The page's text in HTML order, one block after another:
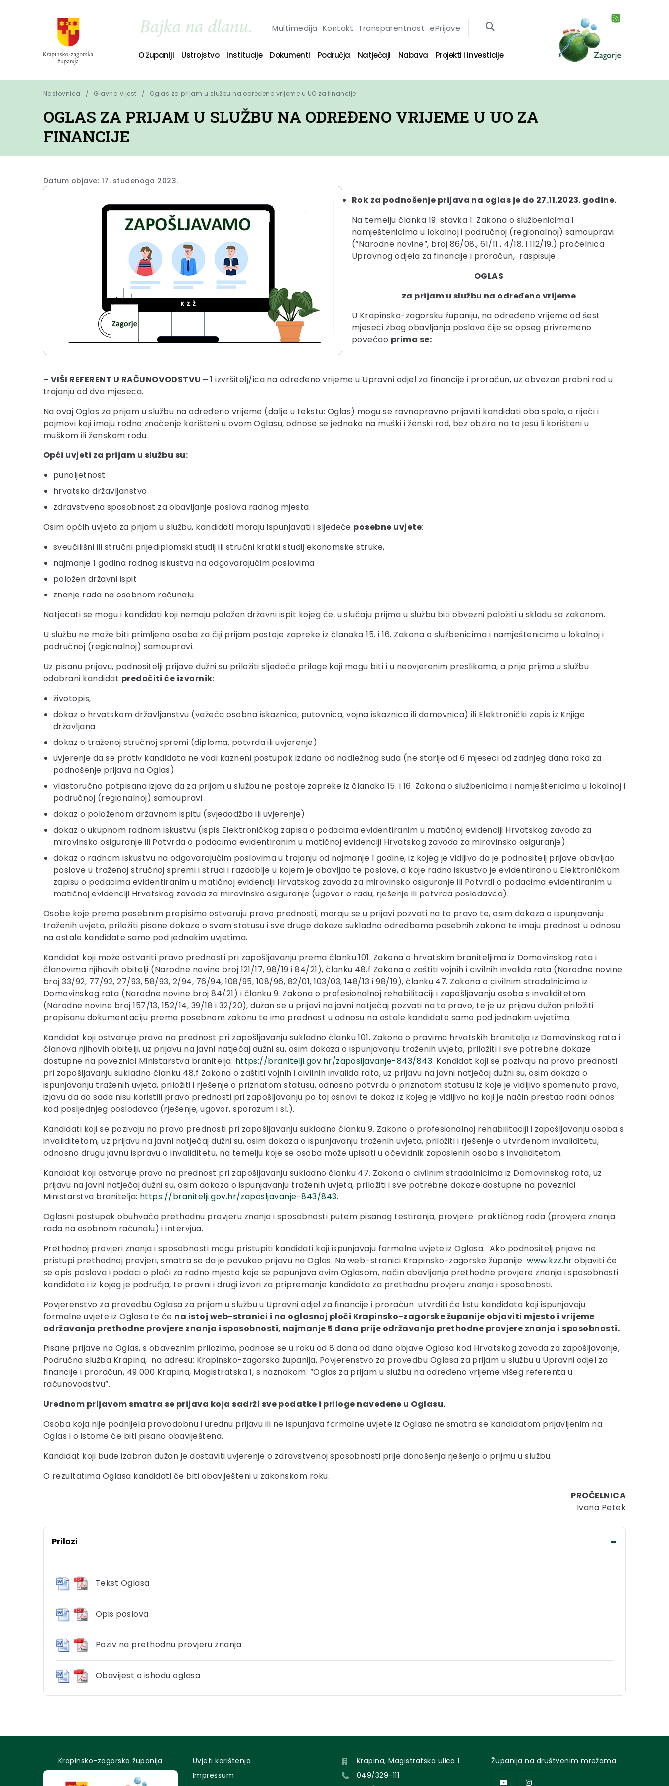
Multimedija Kontakt Transparentnost ePrijave
O županiji Ustrojstvo Institucije Dokumenti Područja Natječaji Nabava Projekti i investicije
Naslovnica Glavna vijest Oglas za prijam u službu na određeno vrijeme u UO za financije
OGLAS ZA PRIJAM U SLUŽBU NA ODREĐENO VRIJEME U UO ZA
FINANCIJE
Datum objave: 17. studenoga 2023.
Rok za podnošenje prijava na oglas je do 27.11.2023. godine.
Na temelju članka 19. stavka 1. Zakona o službenicima i
namještenicima u lokalnoj i područnoj (regionalnoj) samoupravi
(“Narodne novine”, broj 86/08., 61/11., 4/18. i 112/19.) pročelnica
Upravnog odjela za financije i proračun, raspisuje
OGLAS
za prijam u službu na određeno vrijeme
U Krapinsko-zagorsku županiju, na određeno vrijeme od šest
mjeseci zbog obavljanja poslova čije se opseg privremeno
povećao prima se:
– VIŠI REFERENT U RAČUNOVODSTVU –1 izvršitelj/ica na određeno vrijeme u Upravni odjel za financije i proračun, uz obvezan probni rad u
trajanju od dva mjeseca.
Na ovaj Oglas za prijam u službu na određeno vrijeme (dalje u tekstu: Oglas) mogu se ravnopravno prijaviti kandidati oba spola, a riječi i
pojmovi koji imaju rodno značenje korišteni u ovom Oglasu, odnose se jednako na muški i ženski rod, bez obzira na to jesu li korišteni u
muškom ili ženskom rodu.
Opći uvjeti za prijam u službu su:
punoljetnost
hrvatsko državljanstvo
zdravstvena sposobnost za obavljanje poslova radnog mjesta.
Osim općih uvjeta za prijam u službu, kandidati moraju ispunjavati i sljedeće posebne uvjete:
sveučilišni ili stručni prijediplomski studij ili stručni kratki studij ekonomske struke,
najmanje 1 godina radnog iskustva na odgovarajućim poslovima
položen državni ispit
znanje rada na osobnom računalu.
Natjecati se mogu i kandidati koji nemaju položen državni ispit kojeg će, u slučaju prijma u službu biti obvezni položiti u skladu sa zakonom.
U službu ne može biti primljena osoba za čiji prijam postoje zapreke iz članaka 15. i 16. Zakona o službenicima i namještenicima u lokalnoj i
područnoj (regionalnoj) samoupravi.
Uz pisanu prijavu, podnositelji prijave dužni su priložiti sljedeće priloge koji mogu biti i u neovjerenim preslikama, a prije prijma u službu
odabrani kandidat predočiti će izvornik:
životopis,
dokaz o hrvatskom državljanstvu (važeća osobna iskaznica, putovnica, vojna iskaznica ili domovnica) ili Elektronički zapis iz Knjige
državljana
dokaz o traženoj stručnoj spremi (diploma, potvrda ili uvjerenje)
uvjerenje da se protiv kandidata ne vodi kazneni postupak izdano od nadležnog suda (ne starije od 6 mjeseci od zadnjeg dana roka za
podnošenje prijava na Oglas)
vlastoručno potpisana izjava da za prijam u službu ne postoje zapreke iz članaka 15. i 16. Zakona o službenicima i namještenicima u lokalnoj i
područnoj (regionalnoj) samoupravi
dokaz o položenom državnom ispitu (svjedodžba ili uvjerenje)
dokaz o ukupnom radnom iskustvu (ispis Elektroničkog zapisa o podacima evidentiranim u matičnoj evidenciji Hrvatskog zavoda za
mirovinsko osiguranje ili Potvrda o podacima evidentiranim u matičnoj evidenciji Hrvatskog zavoda za mirovinsko osiguranje)
dokaz o radnom iskustvu na odgovarajućim poslovima u trajanju od najmanje 1 godine, iz kojeg je vidljivo da je podnositelj prijave obavljao
poslove u traženoj stručnoj spremi i struci i razdoblje u kojem je obavljao te poslove, a koje radno iskustvo je evidentirano u Elektroničkom
zapisu o podacima evidentiranim u matičnoj evidenciji Hrvatskog zavoda za mirovinsko osiguranje ili Potvrdi o podacima evidentiranim u
matičnoj evidenciji Hrvatskog zavoda za mirovinsko osiguranje (ugovor o radu, rješenje ili potvrda poslodavca).
Osobe koje prema posebnim propisima ostvaruju pravo prednosti, moraju se u prijavi pozvati na to pravo te, osim dokaza o ispunjavanju
traženih uvjeta, priložiti pisane dokaze o svom statusu i sve druge dokaze sukladno odredbama posebnih zakona te imaju prednost u odnosu
na ostale kandidate samo pod jednakim uvjetima.
Kandidat koji može ostvariti pravo prednosti pri zapošljavanju prema članku 101. Zakona o hrvatskim braniteljima iz Domovinskog rata i
članovima njihovih obitelji (Narodne novine broj 121/17, 98/19 i 84/21), članku 48.f Zakona o zaštiti vojnih i civilnih invalida rata (Narodne novine
broj 33/92, 77/92, 27/93, 58/93, 2/94, 76/94, 108/95, 108/96, 82/01, 103/03, 148/13 i 98/19), članku 47. Zakona o civilnim stradalnicima iz
Domovinskog rata (Narodne novine broj 84/21) i članku 9. Zakona o profesionalnoj rehabilitaciji i zapošljavanju osoba s invaliditetom
(Narodne novine broj 157/13, 152/14, 39/18 i 32/20), dužan se u prijavi na javni natječaj pozvati na to pravo, te je uz prijavu dužan priložiti
propisanu dokumentaciju prema posebnom zakonu te ima prednost u odnosu na ostale kandidate samo pod jednakim uvjetima.
Kandidat koji ostvaruje pravo na prednost pri zapošljavanju sukladno članku 101. Zakona o pravima hrvatskih branitelja iz Domovinskog rata i
članova njihovih obitelji, uz prijavu na javni natječaj dužni su, osim dokaza o ispunjavanju traženih uvjeta, priložiti i sve potrebne dokaze
dostupne na poveznici Ministarstva branitelja: https://branitelji.gov.hr/zaposljavanje-843/843. Kandidat koji se pozivaju na pravo prednosti
pri zapošljavanju sukladno članku 48.f Zakona o zaštiti vojnih i civilnih invalida rata, uz prijavu na javni natječaj dužni su, osim dokaza o
ispunjavanju traženih uvjeta, priložiti i rješenje o priznatom statusu, odnosno potvrdu o priznatom statusu iz koje je vidljivo spomenuto pravo,
izjavu da do sada nisu koristili pravo prednosti pri zapošljavanju po toj osnovi te dokaz iz kojeg je vidljivo na koji je način prestao radni odnos
kod posljednjeg poslodavca (rješenje, ugovor, sporazum i sl.).
Kandidati koji se pozivaju na pravo prednosti pri zapošljavanju sukladno članku 9. Zakona o profesionalnoj rehabilitaciji i zapošljavanju osoba s
invaliditetom, uz prijavu na javni natječaj dužni su, osim dokaza o ispunjavanju traženih uvjeta, priložiti i rješenje o utvrđenom invaliditetu,
odnosno drugu javnu ispravu o invaliditetu, na temelju koje se osoba može upisati u očevidnik zaposlenih osoba s invaliditetom.
Kandidat koji ostvaruje pravo na prednost pri zapošljavanju sukladno članku 47. Zakona o civilnim stradalnicima iz Domovinskog rata, uz
prijavu na javni natječaj dužni su, osim dokaza o ispunjavanju traženih uvjeta, priložiti i sve potrebne dokaze dostupne na poveznici
Ministarstva branitelja: https://branitelji.gov.hr/zaposljavanje-843/843.
Oglasni postupak obuhvaća prethodnu provjeru znanja i sposobnosti putem pisanog testiranja, provjere praktičnog rada (provjera znanja
rada na osobnom računalu) i intervjua.
Prethodnoj provjeri znanja i sposobnosti mogu pristupiti kandidati koji ispunjavaju formalne uvjete iz Oglasa. Ako podnositelj prijave ne
pristupi prethodnoj provjeri, smatra se da je povukao prijavu na Oglas. Na web-stranici Krapinsko-zagorske županijewww.kzz.hr objaviti će
se opis poslova i podaci o plaći za radno mjesto koje se popunjava ovim Oglasom, način obavljanja prethodne provjere znanja i sposobnosti
kandidata i iz kojeg je područja, te pravni i drugi izvori za pripremanje kandidata za prethodnu provjeru znanja i sposobnosti.
Povjerenstvo za provedbu Oglasa za prijam u službu u Upravni odjel za financije i proračun utvrditi će listu kandidata koji ispunjavaju
formalne uvjete iz Oglasa te će na istoj web-stranici i na oglasnoj ploči Krapinsko-zagorske županije objaviti mjesto i vrijeme
održavanja prethodne provjere znanja i sposobnosti, najmanje 5 dana prije održavanja prethodne provjere znanja i sposobnosti.
Pisane prijave na Oglas, s obaveznim prilozima, podnose se u roku od 8 dana od dana objave Oglasa kod Hrvatskog zavoda za zapošljavanje,
Područna služba Krapina, na adresu: Krapinsko-zagorska županija, Povjerenstvo za provedbu Oglasa za prijam u službu u Upravni odjel za
financije i proračun, 49 000 Krapina, Magistratska 1, s naznakom: ”Oglas za prijam u službu na određeno vrijeme višeg referenta u
računovodstvu”.
Urednom prijavom smatra se prijava koja sadrži sve podatke i priloge navedene u Oglasu.
Osoba koja nije podnijela pravodobnu i urednu prijavu ili ne ispunjava formalne uvjete iz Oglasa ne smatra se kandidatom prijavljenim na
Oglas i o istome će biti pisano obaviještena.
Kandidat koji bude izabran dužan je dostaviti uvjerenje o zdravstvenoj sposobnosti prije donošenja rješenja o prijmu u službu.
O rezultatima Oglasa kandidati će biti obaviješteni u zakonskom roku.
PROČELNICA
Ivana Petek
Prilozi
Tekst Oglasa
Opis poslova
Poziv na prethodnu provjeru znanja
Obavijest o ishodu oglasa
Krapinsko-zagorska županija
Uvjeti korištenja
Impressum
Krapina, Magistratska ulica 1
049/329-111
Županija na društvenim mrežama